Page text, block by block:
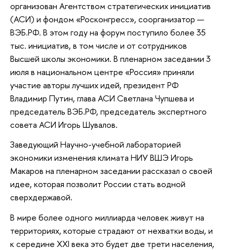
организован Агентством стратегических инициатив
(АСИ) и фондом «Росконгресс», соорганизатор —
ВЭБ.РФ. В этом году на форум поступило более 35
тыс. инициатив, в том числе и от сотрудников
Высшей школы экономики. В пленарном заседании 3
июля в национальном центре «Россия» приняли
участие авторы лучших идей, президент РФ
Владимир Путин, глава АСИ Светлана Чупшева и
председатель ВЭБ.РФ, председатель экспертного
совета АСИ Игорь Шувалов.
Заведующий Научно-учебной лабораторией
экономики изменения климата НИУ ВШЭ Игорь
Макаров на пленарном заседании рассказал о своей
идее, которая позволит России стать водной
сверхдержавой.
В мире более одного миллиарда человек живут на
территориях, которые страдают от нехватки воды, и
к середине XXI века это будет две трети населения,